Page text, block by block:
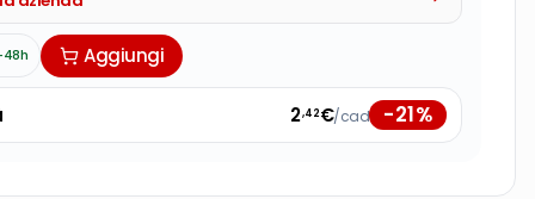
Aggiungi
2,42€/cad -21%